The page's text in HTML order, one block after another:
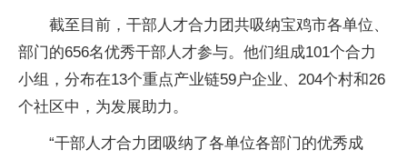
截至目前，干部人才合力团共吸纳宝鸡市各单位、
部门的656名优秀干部人才参与。他们组成101个合力
小组，分布在13个重点产业链59户企业、204个村和26
个社区中，为发展助力。
“干部人才合力团吸纳了各单位各部门的优秀成